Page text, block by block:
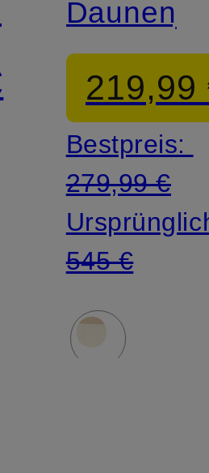
219,99
Bestpreis:
279,99 €
545 €